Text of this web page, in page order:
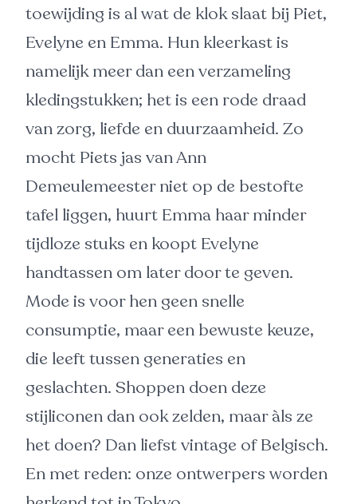
toewijding is al wat de klok slaat bij Piet,
Evelyne en Emma. Hun kleerkast is
namelijk meer dan een verzameling
kledingstukken; het is een rode draad
van zorg, liefde en duurzaamheid. Zo
mocht Piets jas van Ann
Demeulemeester niet op de bestofte
tafel liggen, huurt Emma haar minder
tijdloze stuks en koopt Evelyne
handtassen om later door te geven.
Mode is voor hen geen snelle
consumptie, maar een bewuste keuze,
die leeft tussen generaties en
geslachten. Shoppen doen deze
stijliconen dan ook zelden, maar àls ze
het doen? Dan liefst vintage of Belgisch.
En met reden: onze ontwerpers worden